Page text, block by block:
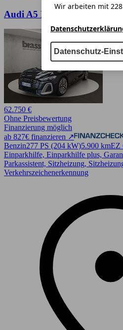
Audi A5 Limousine TFSI
62.750 €
Ohne Preisbewertung
Finanzierung möglich
ab 827€ finanzieren ↗
Benzin277 PS (204 kW)5.900 kmEZ
Einparkhilfe, Einparkhilfe plus,
Parkassistent, Sitzheizung,
Verkehrszeichenerkennung
Wir arbeiten mit
Datenschutz-